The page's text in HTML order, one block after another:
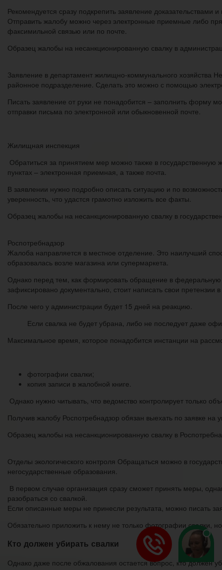
Рекомендуется сразу подкрепить заявление доказательствами
Отправить жалобу можно через электронные приемные либо
факсимильной связью или по почте.
Образец жалобы на несанкционированную свалку в
Заявление в департамент жилищно-коммунального хозяйства
районное подразделение. Сделать это можно с помощью
Писать заявление от руки не понадобится – заполнить форму
отправки письма по электронной или обыкновенной почте.
Жилищная инспекция
Обратиться за принятием мер можно также в
пунктах – электронная приемная, а также почта.
В заявлении нужно подробно описать ситуацию и по
уверенность, что удастся грамотно изложить все факты.
Образец жалобы на несанкционированную свалку в
Роспотребнадзор
Жалоба направляется в местное отделение. Это наилучший
образовалась возле магазина или супермаркета.
Однако перед тем, как формировать обращение в федеральную
зафиксировано документально, стоит написать свои претензии
После чего у администрации будет 15 дней на реакцию.
Если свалка не будет убрана, либо не последует даже
Максимальное время, которое понадобится инстанции на
фотографии свалки;
копия записи в жалобной книге.
Однако нужно читывать, что ведомство контролирует только
Получив жалобу Роспотребнадзор обязан выехать по заявке
Образец жалобы на несанкционированную свалку в
Отделы экологического контроля Обращаться можно в
негосударственные образования.
В первом случае организация сразу сможет принять меры,
разобраться со свалкой.
Если описанные меры не принесли результата, можно писать
Обязательно приложить к нему не только фотографии свалки,
Кто должен убирать свалки
Однако даже после обжалования остается вопрос, кто должен